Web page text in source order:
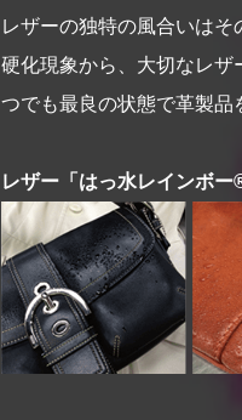
レザーの独特の風合いは
硬化現象から、大切なレザ
つでも最良の状態で革製品
レザー「はっ水レインボ